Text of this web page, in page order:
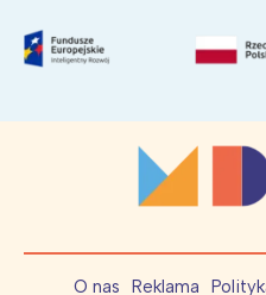
O nas Reklama